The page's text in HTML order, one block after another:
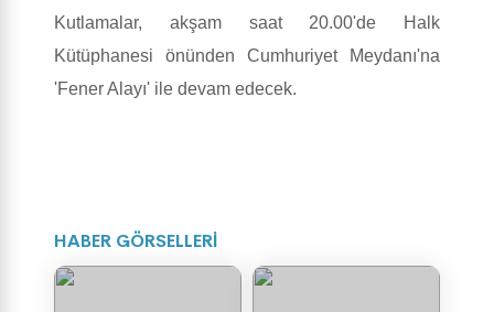
Kutlamalar, akşam saat 20.00'de Halk
Kütüphanesi önünden Cumhuriyet Meydanı'na
'Fener Alayı' ile devam edecek.
HABER GÖRSELLERİ